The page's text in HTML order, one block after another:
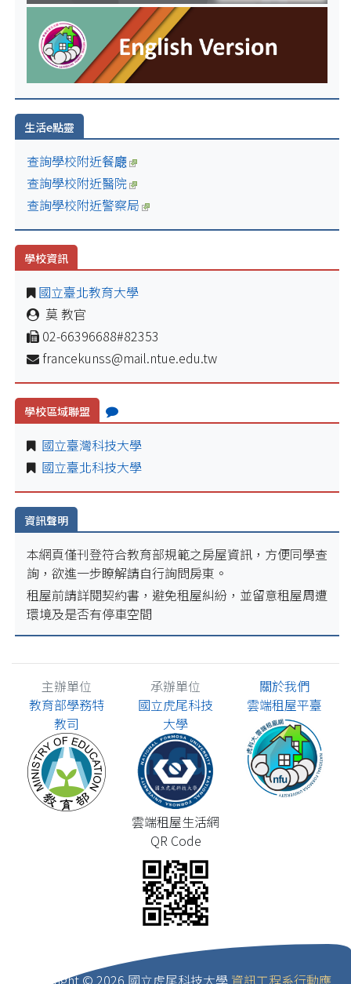
生活e點靈
查詢學校附近餐廰
查詢學校附近醫院
查詢學校附近警察局
學校資訊
國立臺北教育大學
莫 教官
02-66396688#82353
francekunss@mail.ntue.edu.tw
學校區域聯盟
國立臺灣科技大學
國立臺北科技大學
資訊聲明
本網頁僅刊登符合教育部規範之房屋資訊，方便同學查
詢，欲進一步瞭解請自行詢問房東。
租屋前請詳閱契約書，避免租屋糾紛，並留意租屋周遭
環境及是否有停車空間
主辦單位
教育部學務特
教司
承辦單位
國立虎尾科技
大學
關於我們
雲端租屋平臺
雲端租屋生活網
QR Code
Copyright © 2026 國立虎尾科技大學 資訊工程系行動應